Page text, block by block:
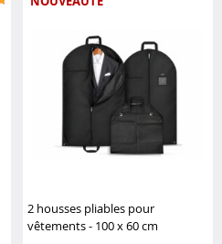
2 housses pliables pour
vêtements - 100 x 60 cm